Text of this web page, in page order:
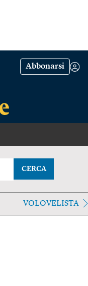
Abbonarsi
CERCA
VOLOVELISTA